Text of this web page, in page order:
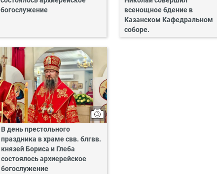
богослужение
всенощное бдение в
Казанском Кафедральном
соборе.
В день престольного
праздника в храме свв. блгвв.
князей Бориса и Глеба
состоялось архиерейское
богослужение